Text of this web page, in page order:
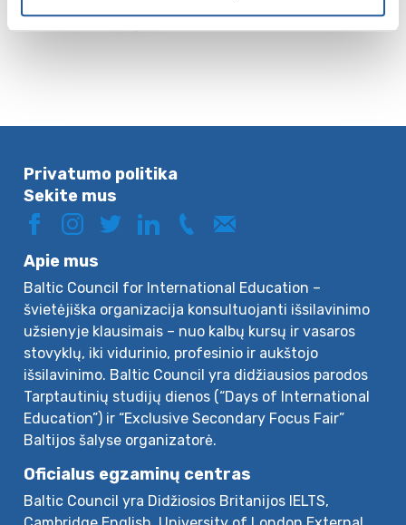
Privatumo politika
Sekite mus
Apie mus
Baltic Council for International Education –
švietėjiška organizacija konsultuojanti išsilavinimo
užsienyje klausimais – nuo kalbų kursų ir vasaros
stovyklų, iki vidurinio, profesinio ir aukštojo
išsilavinimo. Baltic Council yra didžiausios parodos
Tarptautinių studijų dienos (“Days of International
Education”) ir “Exclusive Secondary Focus Fair”
Baltijos šalyse organizatorė.
Oficialus egzaminų centras
Baltic Council yra Didžiosios Britanijos IELTS,